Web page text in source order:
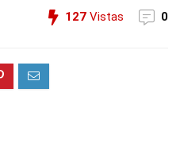
127 Vistas 0